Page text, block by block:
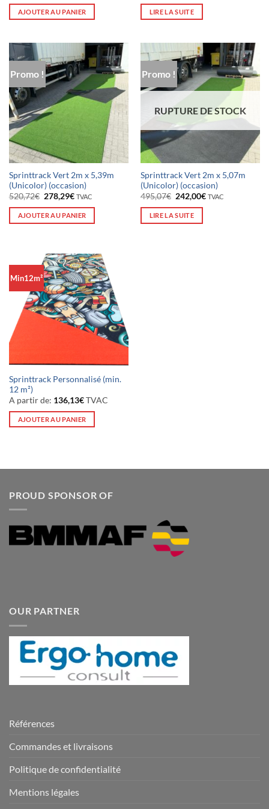
initial
était :
actuel
AJOUTER AU PANIER
initial
était :
LIRE LA SUITE
Promo !
Sprinttrack Vert 2m x 5,39m
(Unicolor) (occasion)
520,72€ Le
initial
était :
520,72€.
278,29€Le
actuel
est :
278,29€.
TVAC
AJOUTER AU PANIER
Promo !
RUPTURE DE STOCK
Sprinttrack Vert 2m x 5,07m
(Unicolor) (occasion)
495,07€ Le
initial
était :
495,07€.
242,00€Le
TVAC
LIRE LA SUITE
Min12m²
Sprinttrack Personnalisé (min.
12 m²)
A partir de: 136,13€TVAC
AJOUTER AU PANIER
PROUD SPONSOR OF
OUR PARTNER
Références
Commandes et livraisons
Politique de confidentialité
Mentions légales